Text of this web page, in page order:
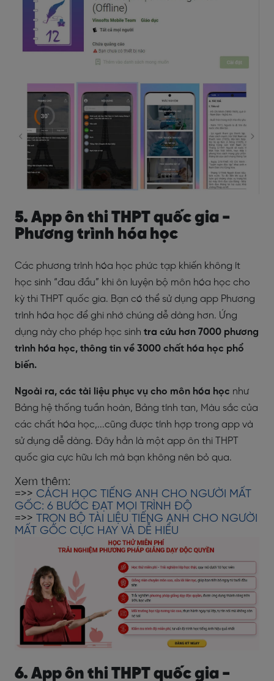
5. App ôn thi THPT quốc gia -
Phương trình hóa học
Các phương trình hóa học phức tạp khiến không ít
học sinh “đau đầu” khi ôn luyện bộ môn hóa học cho
kỳ thi THPT quốc gia. Bạn có thể sử dụng app Phương
trình hóa học để ghi nhớ chúng dễ dàng hơn. Ứng
dụng này cho phép học sinh tra cứu hơn 7000 phương
trình hóa học, thông tin về 3000 chất hóa học phổ
biến.
Ngoài ra, các tài liệu phục vụ cho môn hóa học như
Bảng hệ thống tuần hoàn, Bảng tính tan, Màu sắc của
các chất hóa học,...cũng được tính hợp trong app và
sử dụng dễ dàng. Đây hẳn là một app ôn thi THPT
quốc gia cực hữu ích mà bạn không nên bỏ qua.
Xem thêm:
=>> CÁCH HỌC TIẾNG ANH CHO NGƯỜI MẤT
GỐC: 6 BƯỚC ĐẠT MỌI TRÌNH ĐỘ
=>> TRỌN BỘ TÀI LIỆU TIẾNG ANH CHO NGƯỜI
MẤT GỐC CỰC HAY VÀ DỄ HIỂU
6. App ôn thi THPT quốc gia -